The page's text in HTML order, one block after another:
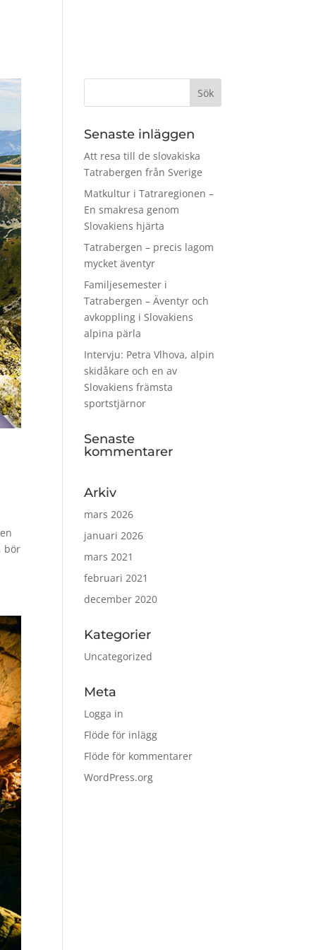
bör
Senaste inläggen
Att resa till de slovakiska
Tatrabergen från Sverige
Matkultur i Tatraregionen –
En smakresa genom
Slovakiens hjärta
Tatrabergen – precis lagom
mycket äventyr
Familjesemester i
Tatrabergen – Äventyr och
avkoppling i Slovakiens
alpina pärla
Intervju: Petra Vlhova, alpin
skidåkare och en av
Slovakiens främsta
sportstjärnor
Senaste
kommentarer
Arkiv
mars 2026
januari 2026
mars 2021
februari 2021
december 2020
Kategorier
Uncategorized
Meta
Logga in
Flöde för inlägg
Flöde för kommentarer
WordPress.org